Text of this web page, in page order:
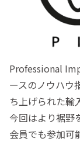
Professional
ースのノウハウ
ち上げられた輸
今回はより裾野
会員でも参加可